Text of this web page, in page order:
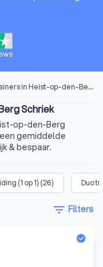
in Heist-op-den-Berg Schriek
Schriek
op-den-Berg
gemiddelde
& bespaar.
(1 op 1) (26) Duo
filter_list Filters